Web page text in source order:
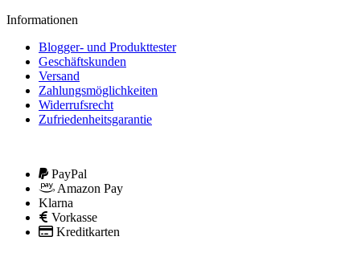
Informationen
Blogger- und Produkttester
Geschäftskunden
Versand
Zahlungsmöglichkeiten
Widerrufsrecht
Zufriedenheitsgarantie
PayPal
Amazon Pay
Klarna
Vorkasse
Kreditkarten